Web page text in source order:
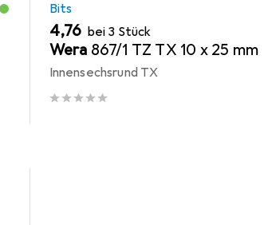
Bits
EUR
4,76 bei 3 Stück
Wera 867/1 TZ TX 10 x 25 mm
Innensechsrund TX